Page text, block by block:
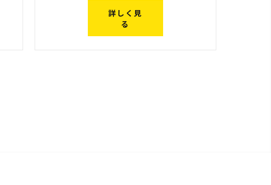
詳しく見
る